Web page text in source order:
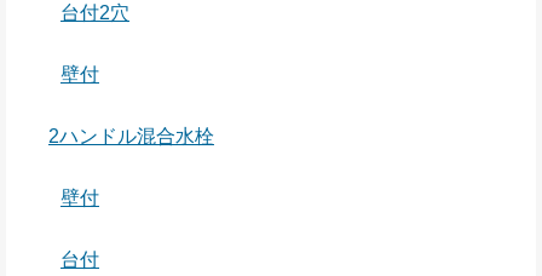
台付2穴
壁付
2ハンドル混合水栓
壁付
台付